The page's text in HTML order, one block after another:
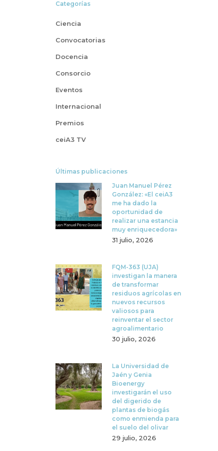
Categorías
Ciencia
Convocatorias
Docencia
Consorcio
Eventos
Internacional
Premios
ceiA3 TV
Últimas publicaciones
Juan Manuel Pérez
González: «El ceiA3
me ha dado la
oportunidad de
realizar una estancia
muy enriquecedora»
31 julio, 2026
FQM-363 (UJA)
investigan la manera
de transformar
residuos agrícolas en
nuevos recursos
valiosos para
reinventar el sector
agroalimentario
30 julio, 2026
La Universidad de
Jaén y Genia
Bioenergy
investigarán el uso
del digerido de
plantas de biogás
como enmienda para
el suelo del olivar
29 julio, 2026